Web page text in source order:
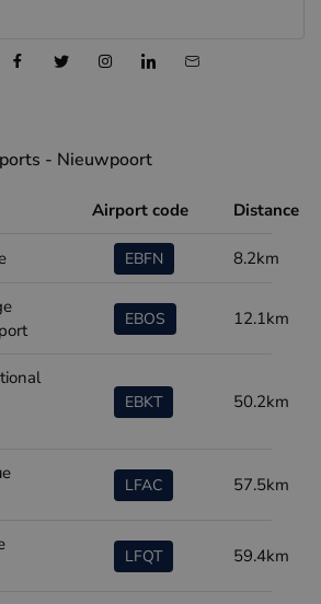
- Nieuwpoort
Airport code Distance
EBFN 8.2km
EBOS 12.1km
EBKT 50.2km
LFAC 57.5km
LFQT 59.4km